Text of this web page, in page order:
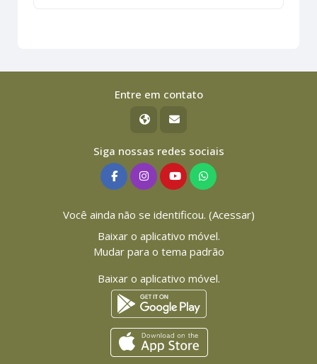
Entre em contato
Siga nossas redes sociais
Você ainda não se identificou. (Acessar)
Baixar o aplicativo móvel.
Mudar para o tema padrão
Baixar o aplicativo móvel.